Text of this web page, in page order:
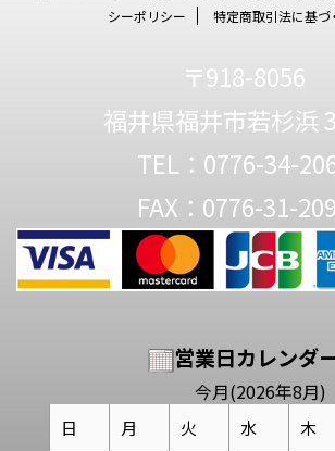
シーポリシー
特定商取引法に基づ
〒918-8056
福井県福井市若杉浜
TEL：0776-34-
FAX：0776-31-
営業日カレンダ
今月(2026年8月)
日 月 火 水 木